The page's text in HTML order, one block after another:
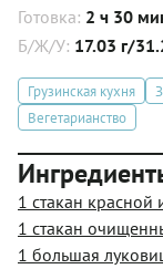
Готовка: 2 ч 30
Б/Ж/У: 17.03 г/
Грузинская кухня
Вегетарианство
1 стакан красной
1 стакан
1 большая